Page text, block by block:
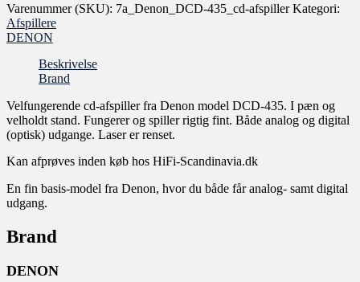
Varenummer (SKU): 7a_Denon_DCD-435_cd-afspiller Kategori:
Afspillere
DENON
Beskrivelse
Brand
Velfungerende cd-afspiller fra Denon model DCD-435. I pæn og
velholdt stand. Fungerer og spiller rigtig fint. Både analog og digital
(optisk) udgange. Laser er renset.
Kan afprøves inden køb hos HiFi-Scandinavia.dk
En fin basis-model fra Denon, hvor du både får analog- samt digital
udgang.
Brand
DENON